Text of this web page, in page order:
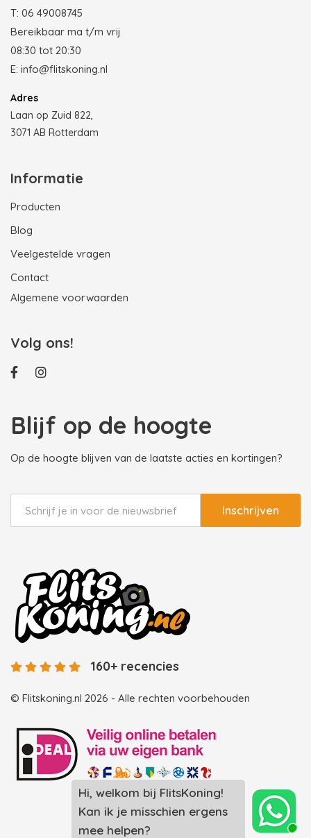
T: 06 49008745
Bereikbaar ma t/m vrij
08:30 tot 20:30
E: info@flitskoning.nl
Adres
Laan op Zuid 822,
3071 AB Rotterdam
Informatie
Producten
Blog
Veelgestelde vragen
Contact
Algemene voorwaarden
Volg ons!
Blijf op de hoogte
Op de hoogte blijven van de laatste acties en kortingen?
Inschrijven
© Flitskoning.nl 2026 - Alle rechten voorbehouden
160+ recencies
Landingspagina overzicht photobooths
Landingspagina overzicht videobooths
Photobooth huren in Spijkenisse